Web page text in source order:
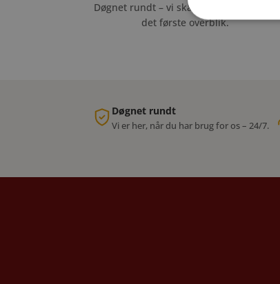
Døgnet rundt – vi skaber ro og giver dig
det første overblik.
Døgnet rundt
Vi er her, når du har brug for os – 24/7.